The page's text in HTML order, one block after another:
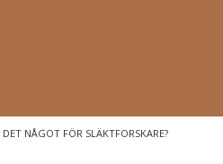
NÅGOT FÖR SLÄKTFORSKARE?